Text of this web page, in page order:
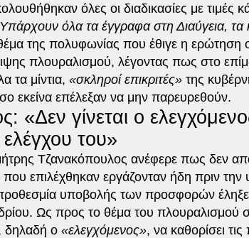
όλες οι διαδικασίες με τιμές
όλα τα έγγραφα στη Διαύγεια, τα
της πολυφωνίας που έθιγε η ερώτηση
πλουραλισμού, λέγοντας πως στο
τα μίντια, «σκληροί επικριτές» της
εκείνα επέλεξαν να μην παρευρεθούν.
«Δεν γίνεται ο
του»
Τζανακόπουλος ανέφερε πως δεν
που επιλέχθηκαν εργάζονταν ήδη πριν
υποβολής των προσφορών έληξε
Ως προς το θέμα του πλουραλισμού
δηλαδή ο «ελεγχόμενος», να καθορίσει